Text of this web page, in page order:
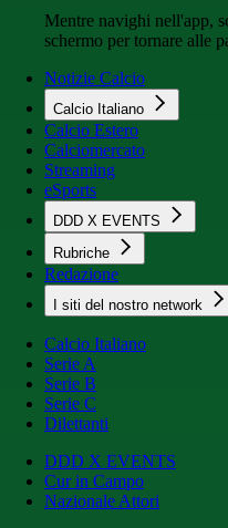
Mentre navighi nell'app,
schermo per tornare alle
Notizie Calcio
Calcio Italiano
Calcio Estero
Calciomercato
Streaming
eSports
DDD X EVENTS
Rubriche
Redazione
I siti del nostro network
Calcio Italiano
Serie A
Serie B
Serie C
Dilettanti
DDD X EVENTS
Cur in Campo
Nazionale Attori